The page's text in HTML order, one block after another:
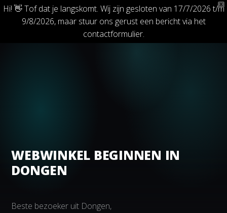
X
Hi! 👋 Tof dat je langskomt. Wij zijn gesloten van 17/7/2026 t/m
9/8/2026, maar stuur ons gerust een bericht via het
contactformulier.
WEBWINKEL BEGINNEN IN
DONGEN
Beste bezoeker uit Dongen,